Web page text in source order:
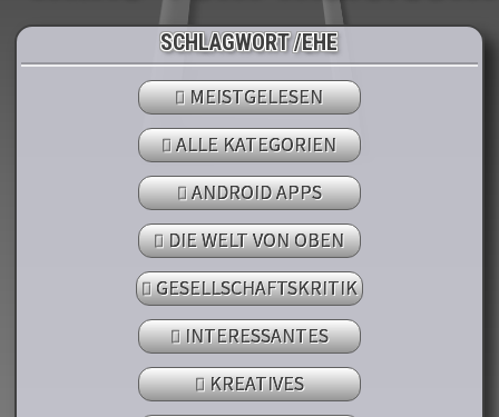
SCHLAGWORT /EHE
MEISTGELESEN
ALLE KATEGORIEN
ANDROID APPS
DIE WELT VON OBEN
GESELLSCHAFTSKRITIK
INTERESSANTES
KREATIVES